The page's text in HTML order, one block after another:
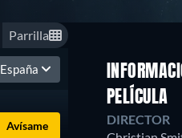
Parrilla
España
Avísame
PELÍCULA
DIRECTOR